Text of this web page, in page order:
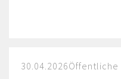
30.04.2026Öffentliche